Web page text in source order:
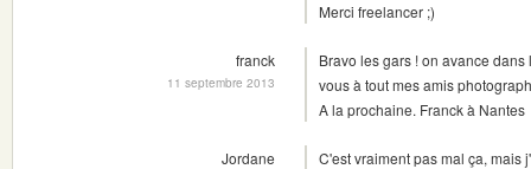
Merci freelancer ;)
franck
11 septembre 2013
Bravo les gars ! on avance
vous à tout mes amis
A la prochaine. Franck à Nantes
Jordane
C'est vraiment pas mal ça, mais